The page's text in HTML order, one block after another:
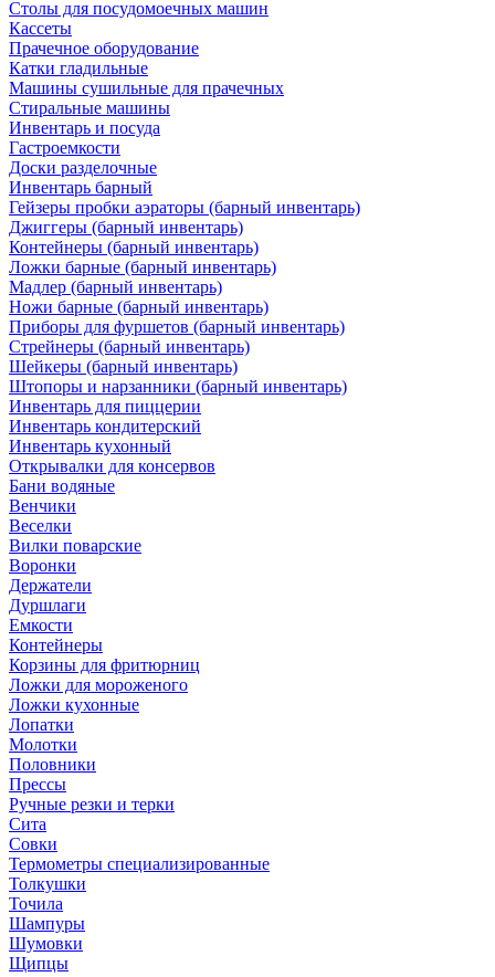
Столы для посудомоечных машин
Кассеты
Прачечное оборудование
Катки гладильные
Машины сушильные для прачечных
Стиральные машины
Инвентарь и посуда
Гастроемкости
Доски разделочные
Инвентарь барный
Гейзеры пробки аэраторы (барный инвентарь)
Джиггеры (барный инвентарь)
Контейнеры (барный инвентарь)
Ложки барные (барный инвентарь)
Мадлер (барный инвентарь)
Ножи барные (барный инвентарь)
Приборы для фуршетов (барный инвентарь)
Стрейнеры (барный инвентарь)
Шейкеры (барный инвентарь)
Штопоры и нарзанники (барный инвентарь)
Инвентарь для пиццерии
Инвентарь кондитерский
Инвентарь кухонный
Открывалки для консервов
Бани водяные
Венчики
Веселки
Вилки поварские
Воронки
Держатели
Дуршлаги
Емкости
Контейнеры
Корзины для фритюрниц
Ложки для мороженого
Ложки кухонные
Лопатки
Молотки
Половники
Прессы
Ручные резки и терки
Сита
Совки
Термометры специализированные
Толкушки
Точила
Шампуры
Шумовки
Щипцы